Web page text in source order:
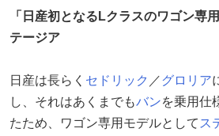
「日産初となるLクラスのワゴン
テージア
日産は長らく セドリック ／グロリア
し、それはあくまでもバンを乗用仕
たため、ワゴン専用モデルとして ス